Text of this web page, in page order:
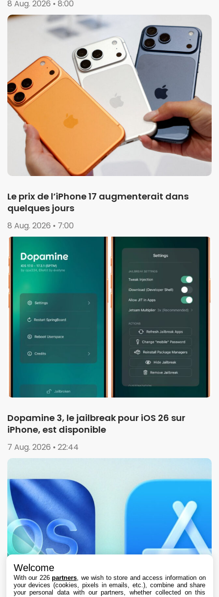
8 Aug. 2026 • 8:00
Le prix de l’iPhone 17 augmenterait dans
quelques jours
8 Aug. 2026 • 7:00
Dopamine 3, le jailbreak pour iOS 26 sur
iPhone, est disponible
7 Aug. 2026 • 22:44
Welcome
With our 226partners , we wish to store and access information on
your devices (cookies, pixels in emails, etc.), combine and share
your personal data with our partners, whether collected on this